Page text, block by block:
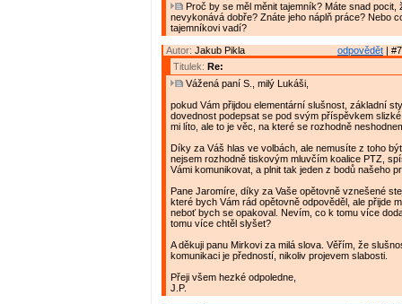
Proč by se měl měnit tajemník? Máte snad pocit,
nevykonává dobře? Znáte jeho náplň práce? Nebo
tajemníkovi vadí?
odpovědět |
Autor: Jakub Pikla
Titulek: Re:
Vážená paní S., milý Lukáši,
pokud Vám přijdou elementární slušnost, základní
dovednost podepsat se pod svým příspěvkem
mi líto, ale to je věc, na které se rozhodně
Díky za Váš hlas ve volbách, ale nemusíte z toho
nejsem rozhodně tiskovým mluvčím koalice PTZ,
Vámi komunikovat, a plnit tak jeden z bodů našeho
Pane Jaromíre, díky za Vaše opětovně vznešené
které bych Vám rád opětovně odpověděl, ale přijde
neboť bych se opakoval. Nevím, co k tomu více
tomu více chtěl slyšet?
A děkuji panu Mirkovi za milá slova. Věřím, že
komunikaci je předností, nikoliv projevem slabosti.
Přeji všem hezké odpoledne,
J.P.